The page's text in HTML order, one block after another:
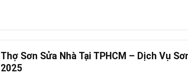
Thợ Sơn Sửa Nhà Tại TPHCM – Dịch Vụ
2025